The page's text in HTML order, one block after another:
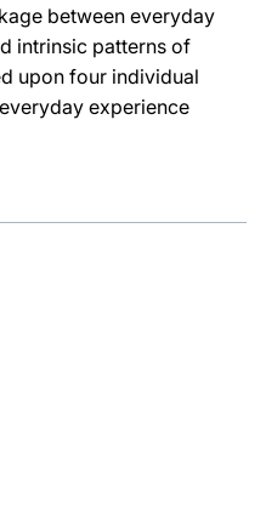
between everyday
intrinsic patterns of
upon four individual
experience